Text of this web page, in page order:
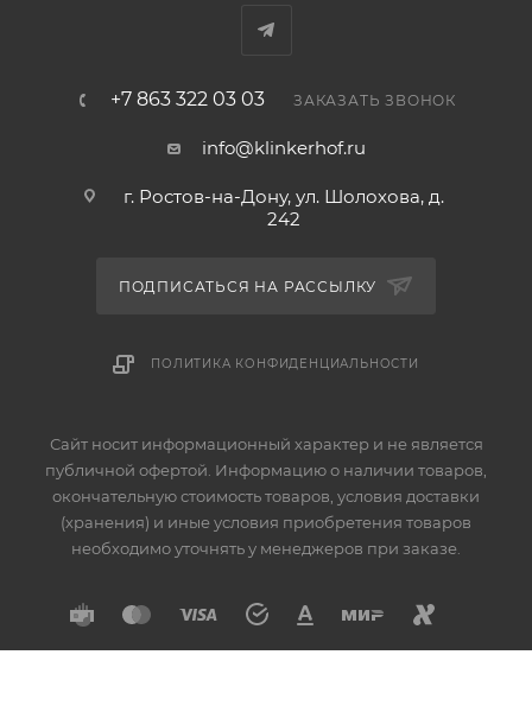
+7 863 322 03 03 ЗАКАЗАТЬ ЗВОНОК
info@klinkerhof.ru
г. Ростов-на-Дону, ул. Шолохова, д.
242
ПОДПИСАТЬСЯ НА РАССЫЛКУ
ПОЛИТИКА КОНФИДЕНЦИАЛЬНОСТИ
Сайт носит информационный характер и не является
публичной офертой. Информацию о наличии товаров,
окончательную стоимость товаров, условия доставки
(хранения) и иные условия приобретения товаров
необходимо уточнять у менеджеров при заказе.